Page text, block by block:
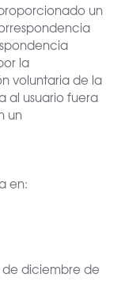
un
la
voluntaria de la
al usuario fuera
un
en:
de diciembre de